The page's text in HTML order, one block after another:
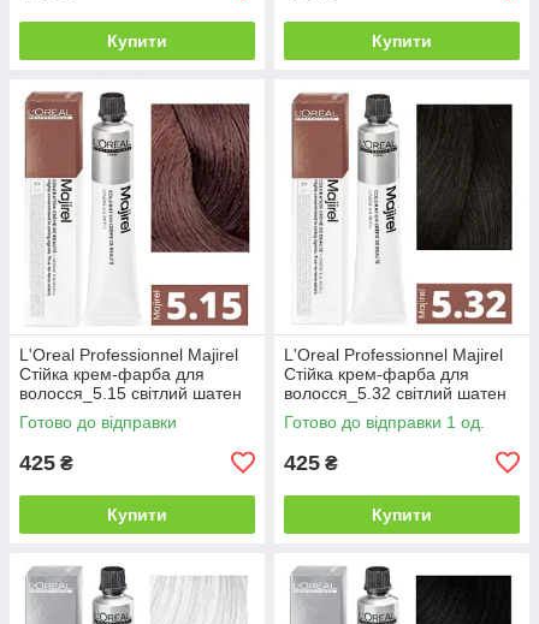
Купити Купити
L'Oreal Professionnel Majirel
Стійка крем-фарба для
волосся_5.15 світлий шатен
попелястий махагоновий
50мл
Готово до відправки
425 ₴
Купити
L'Oreal Professionnel Majirel
Стійка крем-фарба для
волосся_5.32 світлий шатен
золотистий перламутровий
50мл
Готово до відправки 1 од.
425 ₴
Купити